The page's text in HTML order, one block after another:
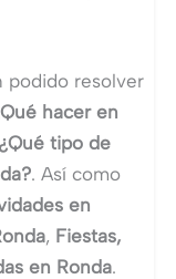
podido resolver
hacer en
¿Qué tipo de
. Así como
en
, Fiestas,
en Ronda.